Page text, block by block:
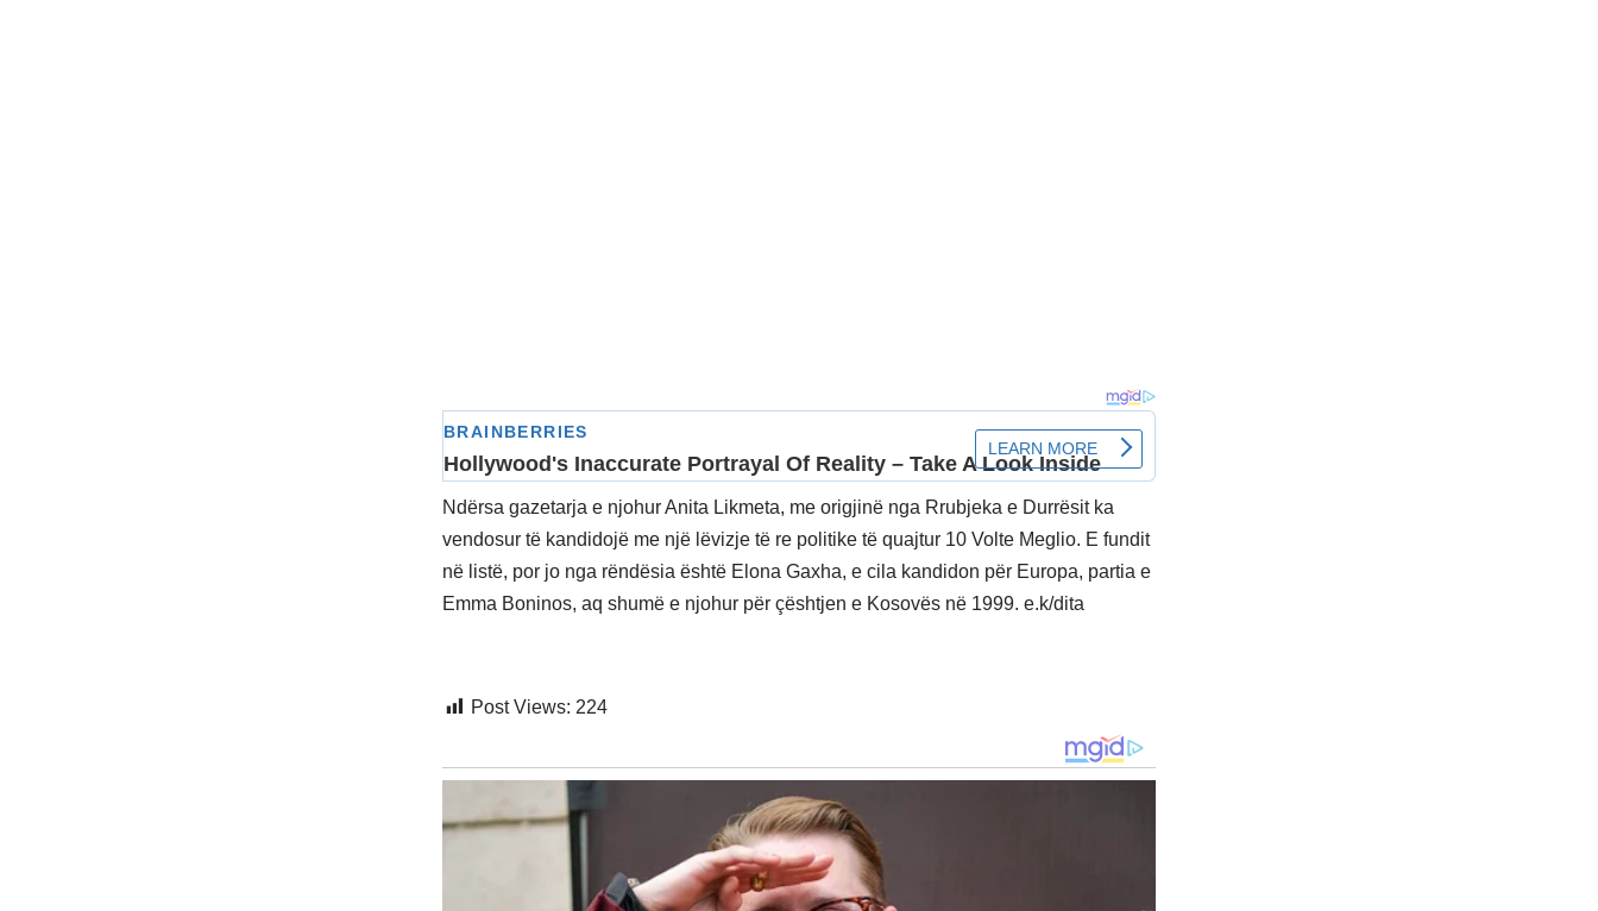
Ndërsa gazetarja e njohur Anita Likmeta, me origjinë nga Rrubjeka e Durrësit ka
vendosur të kandidojë me një lëvizje të re politike të quajtur 10 Volte Meglio. E fundit
në listë, por jo nga rëndësia është Elona Gaxha, e cila kandidon për Europa, partia e
Emma Boninos, aq shumë e njohur për çështjen e Kosovës në 1999. e.k/dita
Post Views: 224